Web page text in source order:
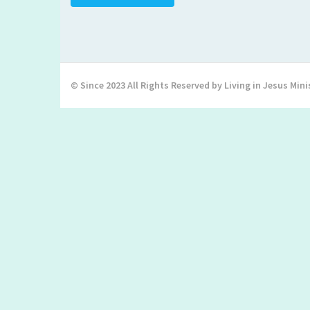
© Since 2023 All Rights Reserved by Living in Jesus